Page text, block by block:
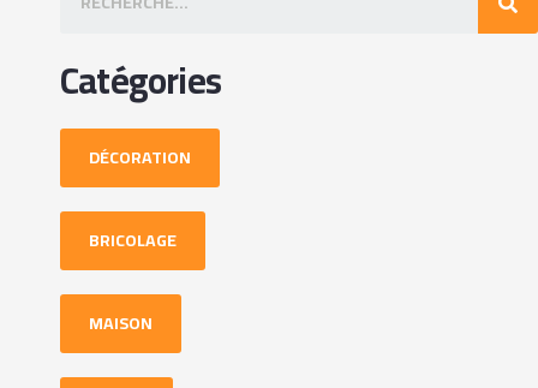
Catégories
DÉCORATION
BRICOLAGE
MAISON